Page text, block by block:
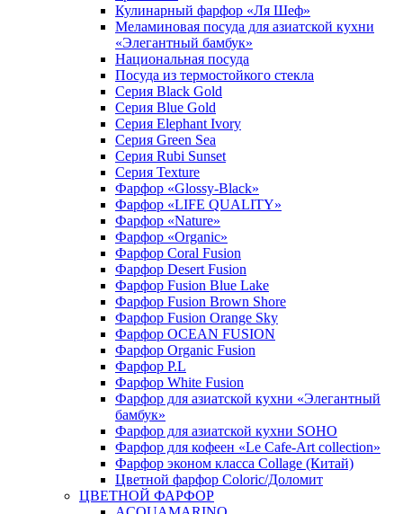
Кулинарный фарфор «Ля Шеф»
Меламиновая посуда для азиатской кухни
«Элегантный бамбук»
Национальная посуда
Посуда из термостойкого стекла
Серия Black Gold
Серия Blue Gold
Серия Elephant Ivory
Серия Green Sea
Серия Rubi Sunset
Серия Texture
Фарфор «Glossy-Black»
Фарфор «LIFE QUALITY»
Фарфор «Nature»
Фарфор «Organic»
Фарфор Coral Fusion
Фарфор Desert Fusion
Фарфор Fusion Blue Lake
Фарфор Fusion Brown Shore
Фарфор Fusion Orange Sky
Фарфор OCEAN FUSION
Фарфор Organic Fusion
Фарфор P.L
Фарфор White Fusion
Фарфор для азиатской кухни «Элегантный
бамбук»
Фарфор для азиатской кухни SOHO
Фарфор для кофеен «Le Cafe-Art collection»
Фарфор эконом класса Collage (Китай)
Цветной фарфор Coloric/Доломит
ЦВЕТНОЙ ФАРФОР